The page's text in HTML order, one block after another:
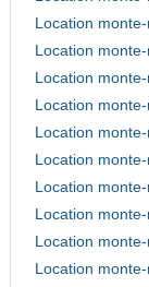
Location
Location
Location
Location
Location
Location
Location
Location
Location
Location